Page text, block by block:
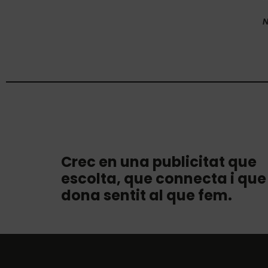
Crec en una publicitat que
escolta, que connecta i que
dona sentit al que fem.